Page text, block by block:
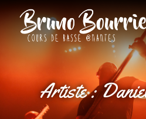
Artiste :